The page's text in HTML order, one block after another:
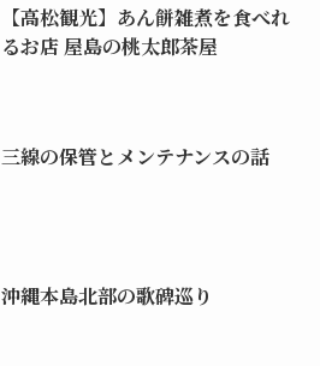
【高松観光】あん餅雑煮を食べれ
るお店 屋島の桃太郎茶屋
三線の保管とメンテナンスの話
沖縄本島北部の歌碑巡り